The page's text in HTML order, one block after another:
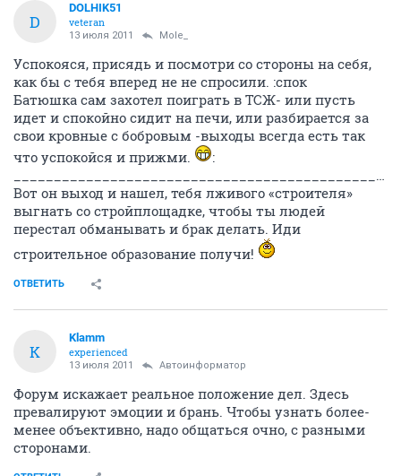
D
DOLHIK51
veteran
13 июля 2011 Mole_
Успокояся, присядь и посмотри со стороны на себя,
как бы с тебя вперед не не спросили. :спок
Батюшка сам захотел поиграть в ТСЖ- или пусть
идет и спокойно сидит на печи, или разбирается за
свои кровные с бобровым -выходы всегда есть так
что успокойся и прижми.
:
Вот он выход и нашел, тебя лживого «строителя»
выгнать со стройплощадке, чтобы ты людей
перестал обманывать и брак делать. Иди
строительное образование получи!
ОТВЕТИТЬ
K
Klamm
experienced
13 июля 2011 Автоинформатор
Форум искажает реальное положение дел. Здесь
превалируют эмоции и брань. Чтобы узнать более-
менее объективно, надо общаться очно, с разными
сторонами.